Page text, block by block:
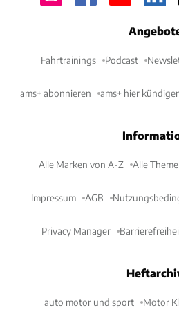
Fahrtrainings Podcast
ams+ abonnieren ams+ hier
Alle Marken von A-Z Alle
Impressum AGB
Privacy Manager
auto motor und sport Motor